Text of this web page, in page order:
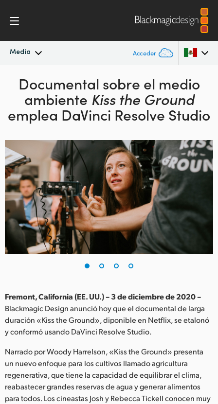
Media Acceder
Novedades
Archivo Australia
Austria
Brazil
Canada
China
Denmark
Finland
France
India
Italy
Japan
Korea
Mexico
Documental sobre el medio
ambiente Kiss the Ground
emplea DaVinci Resolve Studio
Fremont, California (EE. UU.) – 3 de diciembre de 2020 –
Blackmagic Design anunció hoy que el documental de larga
duración «Kiss the Ground», diponible en Netflix, se etalonó
y conformó usando DaVinci Resolve Studio.
Narrado por Woody Harrelson, «Kiss the Ground» presenta
un nuevo enfoque para los cultivos llamado agricultura
regenerativa, que tiene la capacidad de equilibrar el clima,
reabastecer grandes reservas de agua y generar alimentos
para todos. Los cineastas Josh y Rebecca Tickell conocen muy